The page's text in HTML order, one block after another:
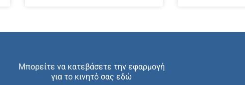
Μπορείτε να κατεβάσετε την εφαρμογή
για το κινητό σας εδώ